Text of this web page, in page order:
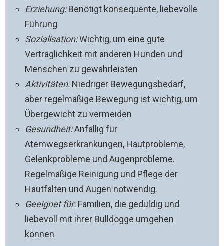
Erziehung:Benötigt konsequente, liebevolle
Führung
Sozialisation:Wichtig, um eine gute
Verträglichkeit mit anderen Hunden und
Menschen zu gewährleisten
Aktivitäten:Niedriger Bewegungsbedarf,
aber regelmäßige Bewegung ist wichtig, um
Übergewicht zu vermeiden
Gesundheit:Anfällig für
Atemwegserkrankungen, Hautprobleme,
Gelenkprobleme und Augenprobleme.
Regelmäßige Reinigung und Pflege der
Hautfalten und Augen notwendig.
Geeignet für:Familien, die geduldig und
liebevoll mit ihrer Bulldogge umgehen
können